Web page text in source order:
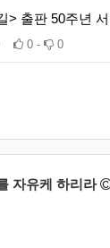
> 출판 50주년
0 - 0
자유케 하리라